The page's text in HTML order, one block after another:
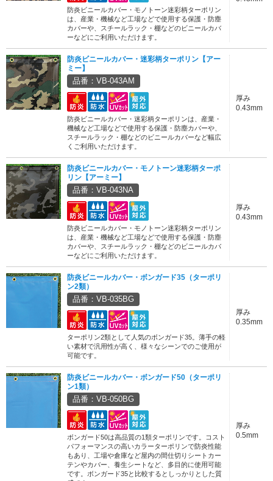
防炎ビニールカバー・モノトーン迷彩柄ターポリン
は、産業・機械など工場などで使用する保護・防塵
カバーや、スチールラック・棚などのビニールカバ
ーなどにご利用いただけます。
防炎ビニールカバー・迷彩柄ターポリン【アー
ミー】
品番：VB-043AM
防炎ビニールカバー・迷彩柄ターポリンは、産業・
機械など工場などで使用する保護・防塵カバーや、
スチールラック・棚などのビニールカバーなど幅広
くご利用いただけます。
厚み
0.43mm
防炎ビニールカバー・モノトーン迷彩柄ターポ
リン【アーミー】
品番：VB-043NA
防炎ビニールカバー・モノトーン迷彩柄ターポリン
は、産業・機械など工場などで使用する保護・防塵
カバーや、スチールラック・棚などのビニールカバ
ーなどにご利用いただけます。
厚み
0.43mm
防炎ビニールカバー・ボンガード35（ターポリ
ン2類）
品番：VB-035BG
ターポリン2類として人気のボンガード35。薄手の軽
い素材で汎用性が高く、様々なシーンでのご使用が
可能です。
厚み
0.35mm
防炎ビニールカバー・ボンガード50（ターポリ
ン1類）
品番：VB-050BG
ボンガード50は高品質の1類ターポリンです。コスト
パフォーマンスの高いカラーターポリンで防炎性能
もあり、工場や倉庫など屋内の間仕切りシートカー
テンやカバー、養生シートなど、多目的に使用可能
です。ボンガード35と比較するとしっかりとした質
厚み
0.5mm